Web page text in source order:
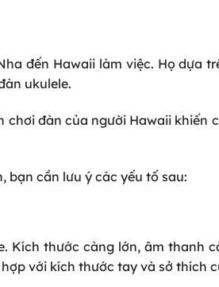
đến Hawaii làm việc. Họ dựa
ukulele.
chơi đàn của người Hawaii khiến
bạn cần lưu ý các yếu tố sau:
Kích thước càng lớn, âm thanh
với kích thước tay và sở thích